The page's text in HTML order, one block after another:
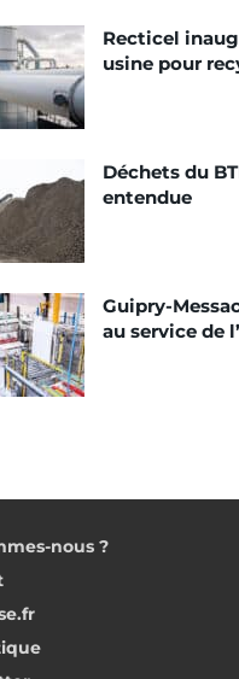
Recticel
usine pour
Déchets du
entendue
Guipry-
au service de
nous ?